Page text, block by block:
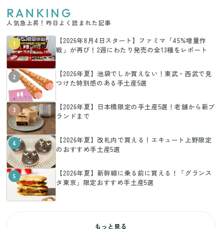
RANKING
人気急上昇！昨日よく読まれた記事
1
【2026年8月4日スタート】ファミマ「45%増量作
戦」が再び！2週にわたり発売の全13種をレポート
2
【2026年夏】池袋でしか買えない！東武・西武で見
つけた特別感のある手土産5選
3
【2026年夏】日本橋限定の手土産5選！老舗から新ブ
ランドまで
4
【2026年夏】改札内で買える！エキュート上野限定
のおすすめ手土産5選
5
【2026年夏】新幹線に乗る前に買える！「グランス
タ東京」限定おすすめ手土産5選
もっと見る